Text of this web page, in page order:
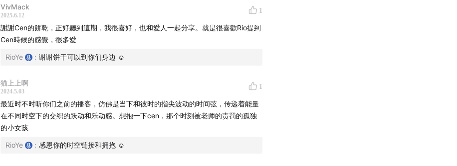
💡爱骑摩托车的漂亮小姐姐
💡更高俱乐部的朋友们
所有的💡都串联起来了
😄Tina：友情也可以一见钟情
😄 因为小宇宙评论加好友的小弟弟
😄 图图拉了一个香氛群叫「逃离下丘脑」
😄我们的播客陪伴一个程序员小哥哥一天
VivMack
2025.6.12
1
謝謝Cen的餅乾，正好聽到這期，我很喜好，也和愛人一起分享。就是很喜歡Rio提到
Cen時候的感覺，很多愛
RioYe : 谢谢饼干可以到你们身边 ☺️
猫上上啊
2024.5.03
1
最近时不时听你们之前的播客，仿佛是当下和彼时的指尖波动的时间弦，传递着能量
在不同时空下的交织的跃动和乐动感。想抱一下cen，那个时刻被老师的责罚的孤独
的小女孩
RioYe : 感恩你的时空链接和拥抱 ☺️